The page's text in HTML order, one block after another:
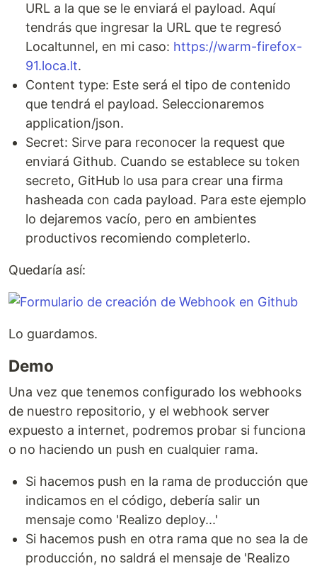
URL a la que se le enviará el payload. Aquí
tendrás que ingresar la URL que te regresó
Localtunnel, en mi caso: https://warm-firefox-
91.loca.lt.
Content type: Este será el tipo de contenido
que tendrá el payload. Seleccionaremos
application/json.
Secret: Sirve para reconocer la request que
enviará Github. Cuando se establece su token
secreto, GitHub lo usa para crear una firma
hasheada con cada payload. Para este ejemplo
lo dejaremos vacío, pero en ambientes
productivos recomiendo completerlo.
Quedaría así:
Lo guardamos.
Demo
Una vez que tenemos configurado los webhooks
de nuestro repositorio, y el webhook server
expuesto a internet, podremos probar si funciona
o no haciendo un push en cualquier rama.
Si hacemos push en la rama de producción que
indicamos en el código, debería salir un
mensaje como 'Realizo deploy...'
Si hacemos push en otra rama que no sea la de
producción, no saldrá el mensaje de 'Realizo